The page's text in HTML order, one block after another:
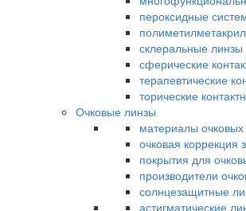
пероксидные
склеральные линзы
сферические
терапевтические
торические
Очковые линзы
материалы очковых
очковая коррекция
покрытия для
производители
солнцезащитные
астигматические